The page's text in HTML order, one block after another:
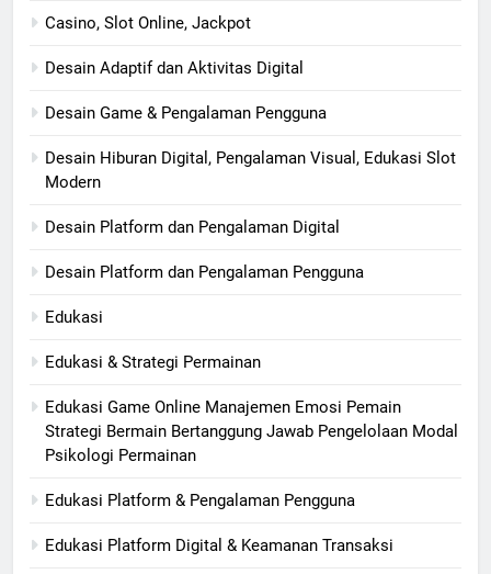
Casino, Slot Online, Jackpot
Desain Adaptif dan Aktivitas Digital
Desain Game & Pengalaman Pengguna
Desain Hiburan Digital, Pengalaman Visual, Edukasi Slot
Modern
Desain Platform dan Pengalaman Digital
Desain Platform dan Pengalaman Pengguna
Edukasi
Edukasi & Strategi Permainan
Edukasi Game Online Manajemen Emosi Pemain
Strategi Bermain Bertanggung Jawab Pengelolaan Modal
Psikologi Permainan
Edukasi Platform & Pengalaman Pengguna
Edukasi Platform Digital & Keamanan Transaksi